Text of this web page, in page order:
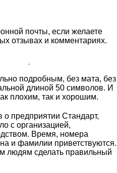
почты, если желаете
отзывах и комментариях.
подробным, без мата, без
длиной 50 символов. И
плохим, так и хорошим.
предприятии Стандарт,
с организацией,
Время, номера
и фамилии приветствуются.
людям сделать правильный